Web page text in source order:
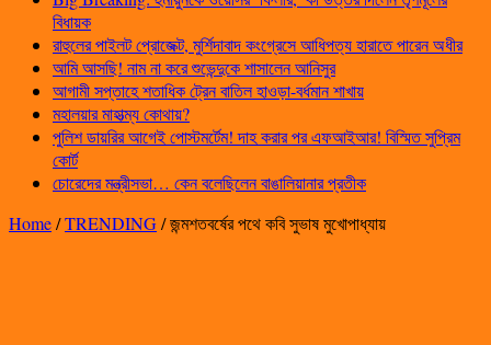
বিধায়ক
রাহুলের পাইলট প্রোজেক্ট, মুর্শিদাবাদ কংগ্রেসে আধিপত্য হারাতে পারেন অধীর
আমি আসছি! নাম না করে শুভেন্দুকে শাসালেন আনিসুর
আগামী সপ্তাহে শতাধিক ট্রেন বাতিল হাওড়া-বর্ধমান শাখায়
মহালয়ার মাহাত্ম্য কোথায়?
পুলিশ ডায়রির আগেই পোস্টমর্টেম! দাহ করার পর এফআইআর! বিস্মিত সুপ্রিম
কোর্ট
চোরেদের মন্ত্রীসভা… কেন বলেছিলেন বাঙালিয়ানার প্রতীক
Home/TRENDING/জন্মশতবর্ষের পথে কবি সুভাষ মুখোপাধ্যায়